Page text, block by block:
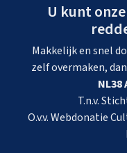
U kunt
Makkelijk en snel
zelf overmaken,
NL38
T.n.v.
O.v.v. Webdonatie